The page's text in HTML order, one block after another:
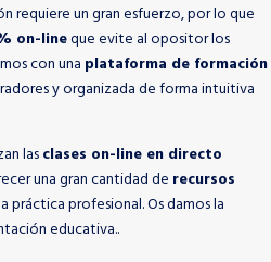
requiere un gran esfuerzo, por lo que
on-lineque evite al opositor los
con una plataforma de formación
y organizada de forma intuitiva
lasclases on-line en directo
una gran cantidad de recursos
práctica profesional. Os damos la
educativa..